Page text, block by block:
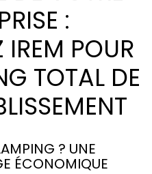
:
POUR
TOTAL DE
? UNE
ÉCONOMIQUE